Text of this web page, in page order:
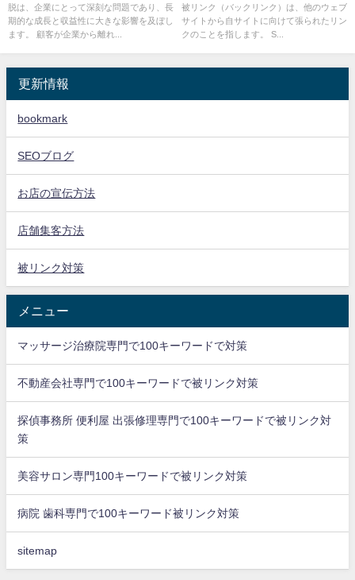
脱は、企業にとって深刻な問題であり、長
期的な成長と収益性に大きな影響を及ぼし
ます。 顧客が企業から離れ...
被リンク（バックリンク）は、他のウェブ
サイトから自サイトに向けて張られたリン
クのことを指します。 S...
更新情報
bookmark
SEOブログ
お店の宣伝方法
店舗集客方法
被リンク対策
メニュー
マッサージ治療院専門で100キーワードで対策
不動産会社専門で100キーワードで被リンク対策
探偵事務所 便利屋 出張修理専門で100キーワードで被リンク対
策
美容サロン専門100キーワードで被リンク対策
病院 歯科専門で100キーワード被リンク対策
sitemap